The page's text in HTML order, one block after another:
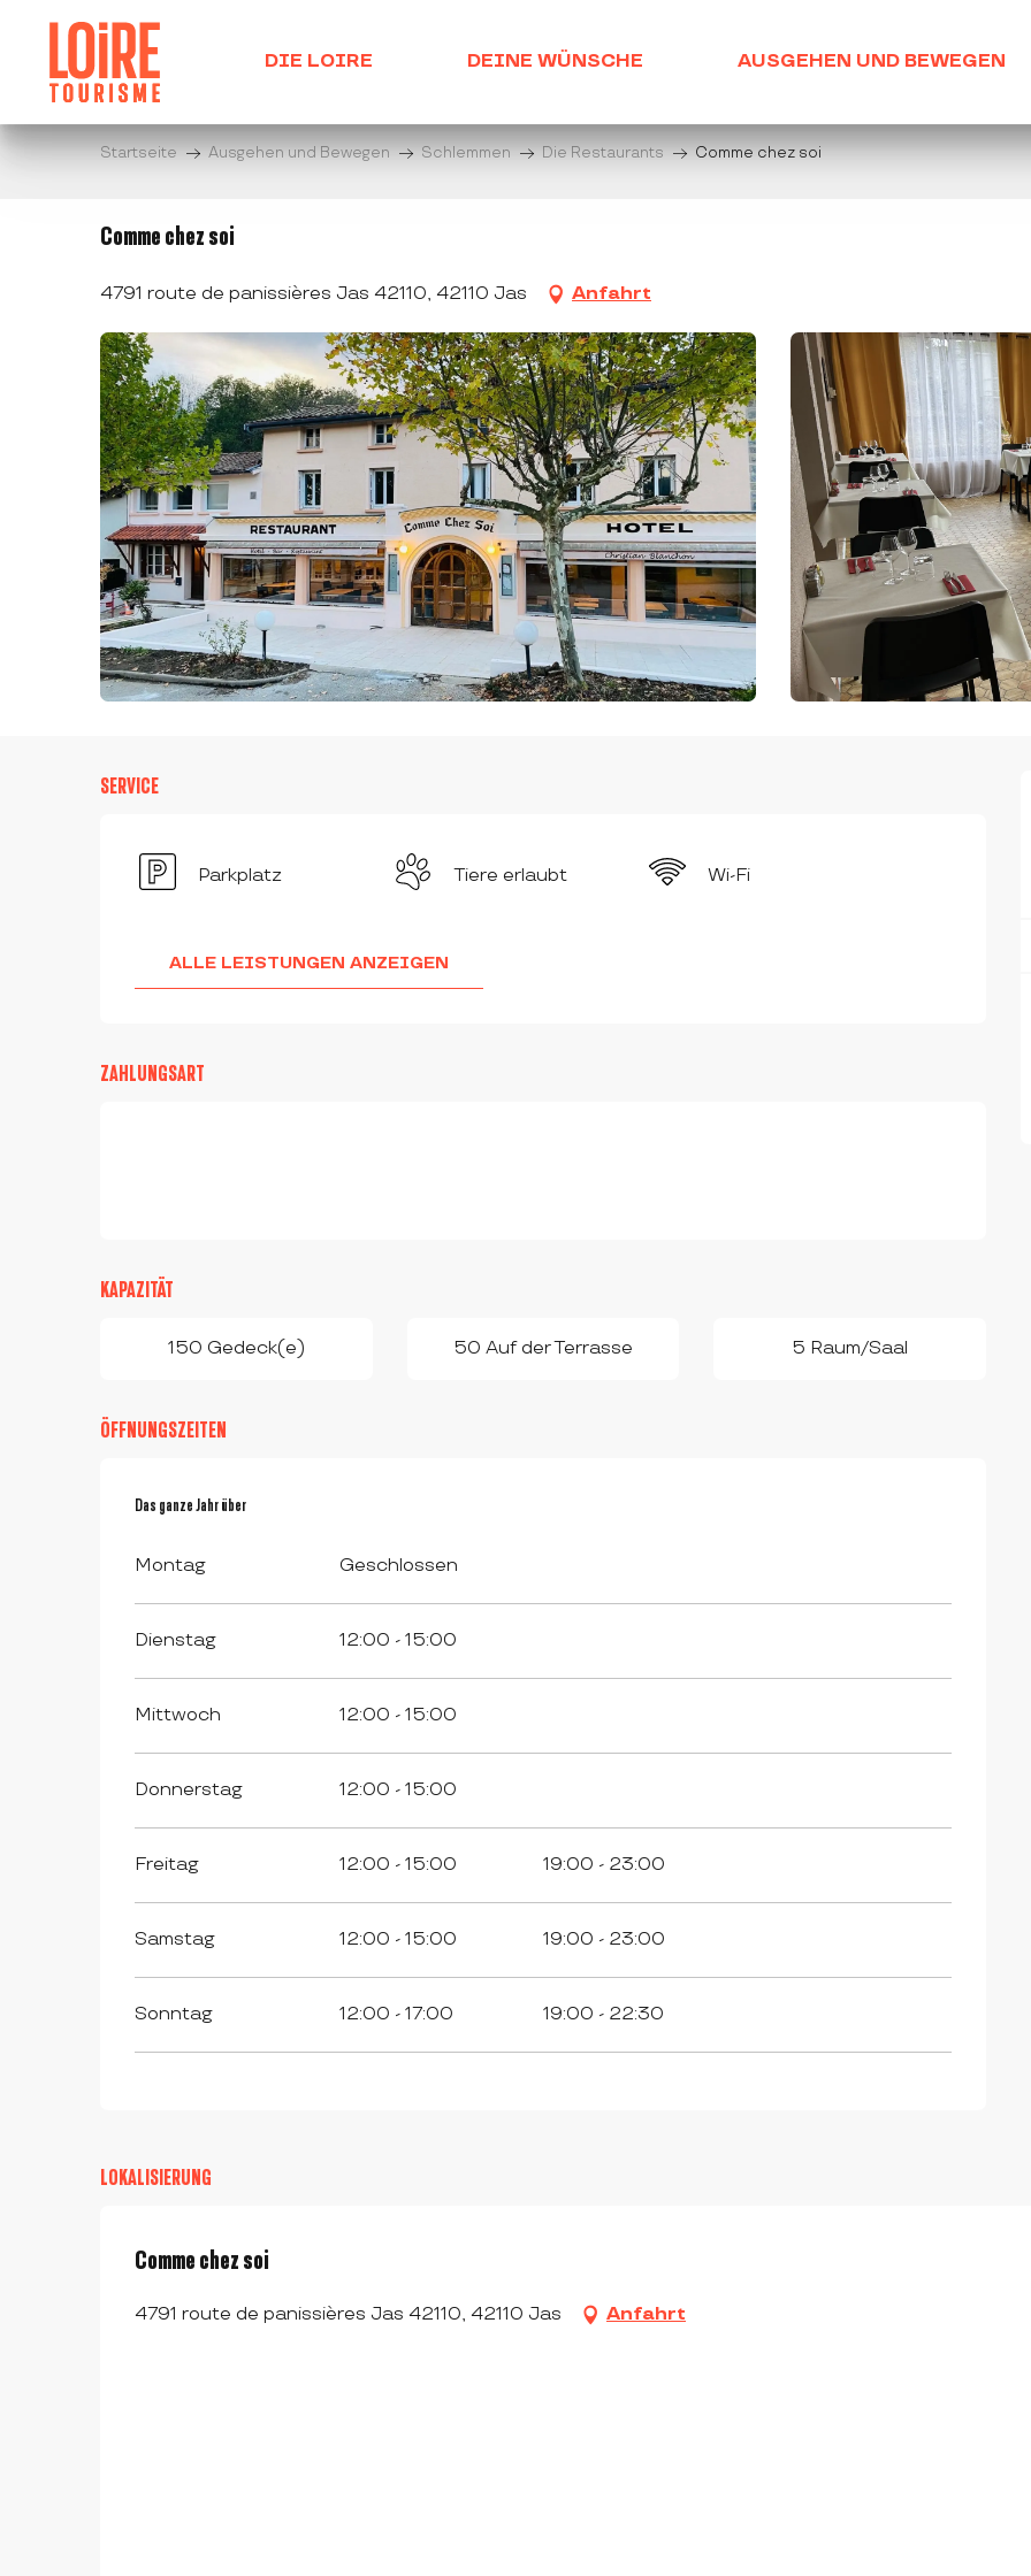
contenu
principal
DIE LOIRE DEINE WÜNSCHE AUSGEHEN UND BEWEGEN
Startseite Ausgehen und Bewegen Schlemmen Die Restaurants Comme chez soi
Comme chez soi
4791 route de panissières Jas 42110, 42110 Jas Anfahrt
SERVICE
Parkplatz Tiere erlaubt Wi-Fi
ALLE LEISTUNGEN ANZEIGEN
ZAHLUNGSART
KAPAZITÄT
150 Gedeck(e) 50 Auf der Terrasse 5 Raum/Saal
ÖFFNUNGSZEITEN
Das ganze Jahr über
Das ganze Jahr über
Montag Geschlossen
Dienstag 12:00 - 15:00
Mittwoch 12:00 - 15:00
Donnerstag 12:00 - 15:00
Freitag 12:00 - 15:00 19:00 - 23:00
Samstag 12:00 - 15:00 19:00 - 23:00
Sonntag 12:00 - 17:00 19:00 - 22:30
LOKALISIERUNG
Comme chez soi
4791 route de panissières Jas 42110, 42110 Jas Anfahrt